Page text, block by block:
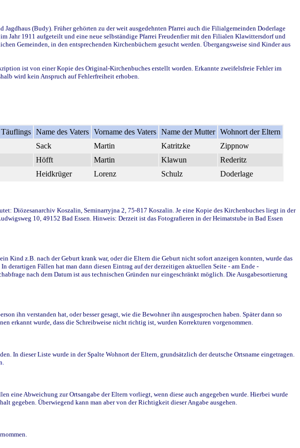
(Budy). Früher gehörten zu der weit ausgedehnten Pfarrei auch die Filialgemeinden Doderlage
Jahr 1911 aufgeteilt und eine neue selbständige Pfarrei Freudenfier mit den Filialen Klawittersdorf und
Gemeinden, in den entsprechenden Kirchenbüchern gesucht werden. Übergangsweise sind Kinder aus
ist von einer Kopie des Original-Kirchenbuches erstellt worden. Erkannte zweifelsfreie Fehler im
wird kein Anspruch auf Fehlerfreiheit erhoben.
Täuflings Name des Vaters Vorname des Vaters Name der Mutter Wohnort der Eltern
Sack Martin Katritzke
Zippnow
Höfft Martin Klawun
Rederitz
Heidkrüger Lorenz Schulz Doderlage
Diözesanarchiv Koszalin, Seminarryjna 2, 75-817 Koszalin. Je eine Kopie des Kirchenbuches liegt in der
10, 49152 Bad Essen. Hinweis: Derzeit ist das Fotografieren in der Heimatstube in Bad Essen
Kind z.B. nach der Geburt krank war, oder die Eltern die Geburt nicht sofort anzeigen konnten, wurde das
derartigen Fällen hat man dann diesen Eintrag auf der derzeitigen aktuellen Seite - am Ende -
nach dem Datum ist aus technischen Gründen nur eingeschränkt möglich. Die Ausgabesortierung
ihn verstanden hat, oder besser gesagt, wie die Bewohner ihn ausgesprochen haben. Später dann so
erkannt wurde, dass die Schreibweise nicht richtig ist, wurden Korrekturen vorgenommen.
In dieser Liste wurde in der Spalte Wohnort der Eltern, grundsätzlich der deutsche Ortsname eingetragen.
eine Abweichung zur Ortsangabe der Eltern vorliegt, wenn diese auch angegeben wurde. Hierbei wurde
gegeben. Überwiegend kann man aber von der Richtigkeit dieser Angabe ausgehen.